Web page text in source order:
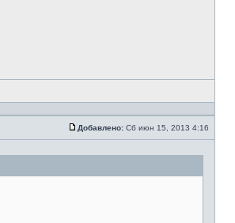
Добавлено: Сб июн 15, 2013 4:16